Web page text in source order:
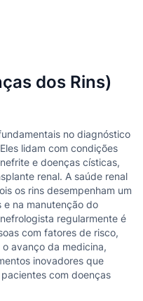
dos Rins)
no diagnóstico
lidam com condições
e doenças císticas,
renal. A saúde renal
os rins desempenham um
na manutenção do
regularmente é
com fatores de risco,
avanço da medicina,
inovadores que
com doenças